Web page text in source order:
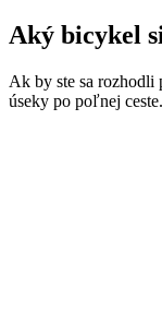
Aký bicykel
Ak by ste sa rozhodli
úseky po poľnej